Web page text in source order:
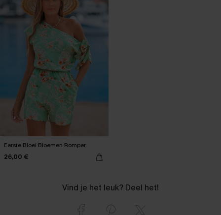
Eerste Bloei Bloemen Romper
26,00 €
Vind je het leuk? Deel het!